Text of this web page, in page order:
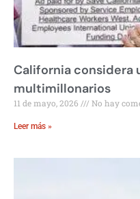
California considera
multimillonarios
11 de mayo, 2026 No hay
Leer más »